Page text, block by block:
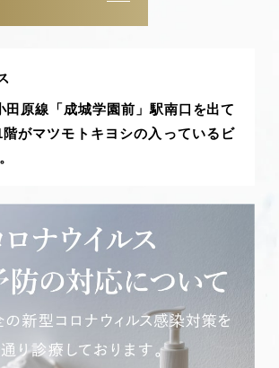
田原線「成城学園前」駅南口を出て
がマツモトキヨシの入っているビ